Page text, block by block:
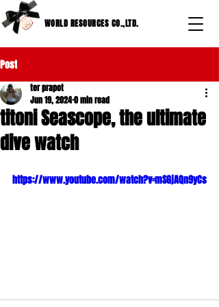
WORLD RESOURCES CO.,LTD.
Post
titoni Seascope, the ultimate
dive watch
ter prapot
Jun 19, 20240 min read
https://www.youtube.com/watch?v=mSGjAQn9yCs